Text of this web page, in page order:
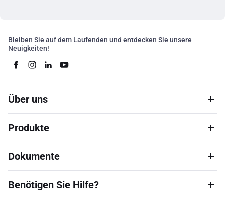
Bleiben Sie auf dem Laufenden und entdecken Sie unsere
Neuigkeiten!
Über uns
Produkte
Dokumente
Benötigen Sie Hilfe?